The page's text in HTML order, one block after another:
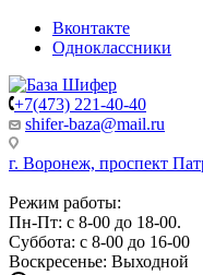
Вконтакте
Одноклассники
+7(473) 221-40-40
shifer-baza@mail.ru
г. Воронеж, проспект
Режим работы:
Пн-Пт: с 8-00 до 18-00.
Суббота: с 8-00 до 16-00
Воскресенье: Выходной